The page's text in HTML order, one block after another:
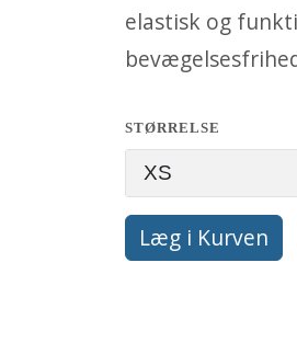
elastisk og
STØRRELSE
Læg i Kurven